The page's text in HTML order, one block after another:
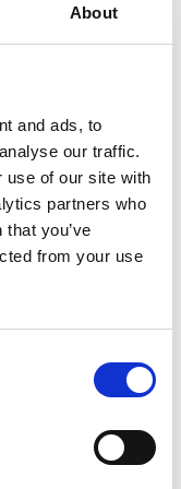
About
and ads, to
our traffic.
use of our site with
partners who
you’ve
from your use
välja på. Om du